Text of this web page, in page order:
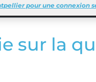
pour une connexion
sur la